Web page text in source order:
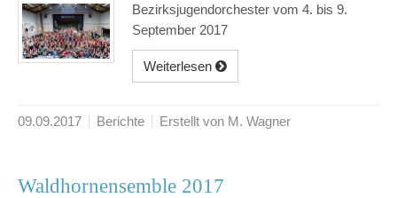
Bezirksjugendorchester vom 4. bis 9.
September 2017
Weiterlesen
09.09.2017 Berichte Erstellt von M. Wagner
Waldhornensemble 2017